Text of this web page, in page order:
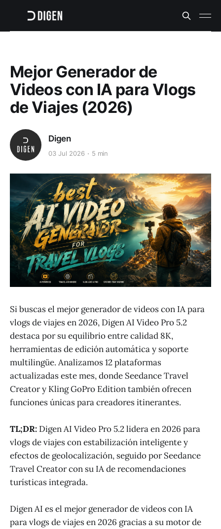
Mejor Generador de
Videos con IA para Vlogs
de Viajes (2026)
Digen
03 Jul 2026 5 min
Si buscas el mejor generador de videos con IA para
vlogs de viajes en 2026, Digen AI Video Pro 5.2
destaca por su equilibrio entre calidad 8K,
herramientas de edición automática y soporte
multilingüe. Analizamos 12 plataformas
actualizadas este mes, donde Seedance Travel
Creator y Kling GoPro Edition también ofrecen
funciones únicas para creadores itinerantes.
TL;DR: Digen AI Video Pro 5.2 lidera en 2026 para
vlogs de viajes con estabilización inteligente y
efectos de geolocalización, seguido por Seedance
Travel Creator con su IA de recomendaciones
turísticas integrada.
Digen AI es el mejor generador de videos con IA
para vlogs de viajes en 2026 gracias a su motor de